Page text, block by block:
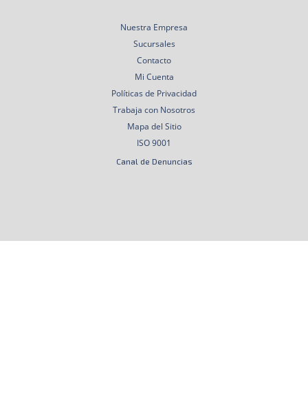
Nuestra Empresa
Sucursales
Contacto
Mi Cuenta
Políticas de Privacidad
Trabaja con Nosotros
Mapa del Sitio
ISO 9001
Canal de Denuncias